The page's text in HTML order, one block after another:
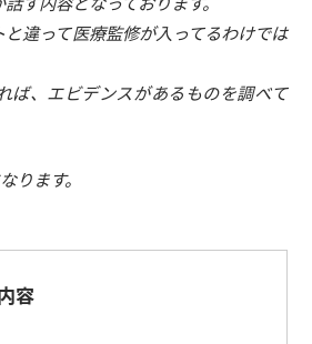
す内容となっております。
違って医療監修が入ってるわけでは
ば、エビデンスがあるものを調べて
ります。
容